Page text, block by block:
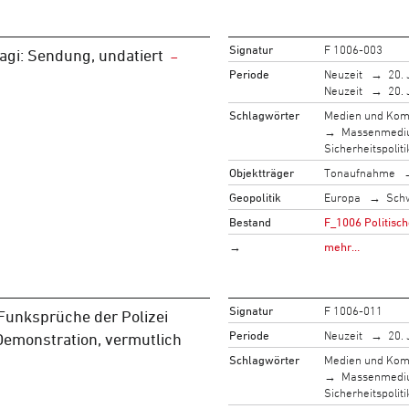
Sendung, undatiert Signatur
F 1006-003
Periode
Neuzeit
20.
Neuzeit
20.
Schlagwörter
Medien und
Objektträger
Tonaufnahme
Geopolitik
Europa
Bestand
F_1006
→
mehr…
der Polizei
vermutlich
Signatur
F 1006-011
Periode
Neuzeit
20.
Schlagwörter
Medien und